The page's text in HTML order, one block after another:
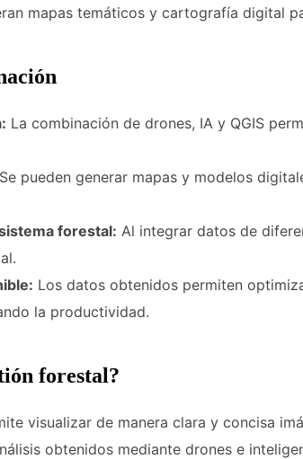
mapas temáticos y cartografía digital
La combinación de drones, IA y QGIS
Se pueden generar mapas y modelos
forestal: Al integrar datos de
Los datos obtenidos permiten
la productividad.
forestal?
visualizar de manera clara y concisa
obtenidos mediante drones e